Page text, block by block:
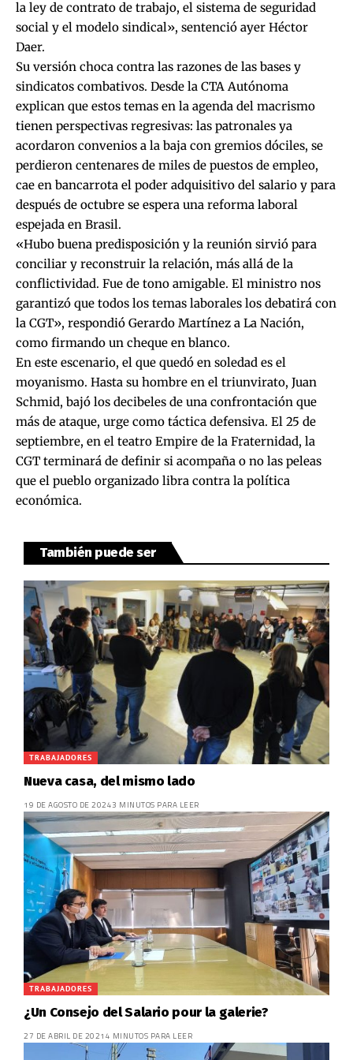
la ley de contrato de trabajo, el sistema de seguridad
social y el modelo sindical», sentenció ayer Héctor
Daer.
Su versión choca contra las razones de las bases y
sindicatos combativos. Desde la CTA Autónoma
explican que estos temas en la agenda del macrismo
tienen perspectivas regresivas: las patronales ya
acordaron convenios a la baja con gremios dóciles, se
perdieron centenares de miles de puestos de empleo,
cae en bancarrota el poder adquisitivo del salario y para
después de octubre se espera una reforma laboral
espejada en Brasil.
«Hubo buena predisposición y la reunión sirvió para
conciliar y reconstruir la relación, más allá de la
conflictividad. Fue de tono amigable. El ministro nos
garantizó que todos los temas laborales los debatirá con
la CGT», respondió Gerardo Martínez a La Nación,
como firmando un cheque en blanco.
En este escenario, el que quedó en soledad es el
moyanismo. Hasta su hombre en el triunvirato, Juan
Schmid, bajó los decibeles de una confrontación que
más de ataque, urge como táctica defensiva. El 25 de
septiembre, en el teatro Empire de la Fraternidad, la
CGT terminará de definir si acompaña o no las peleas
que el pueblo organizado libra contra la política
económica.
También puede ser
TRABAJADORES
Nueva casa, del mismo lado
19 DE AGOSTO DE 20243 MINUTOS PARA LEER
TRABAJADORES
¿Un Consejo del Salario pour la galerie?
27 DE ABRIL DE 2021 4 MINUTOS PARA LEER